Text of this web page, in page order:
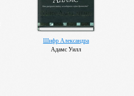
Шифр Александра
Адамс Уилл